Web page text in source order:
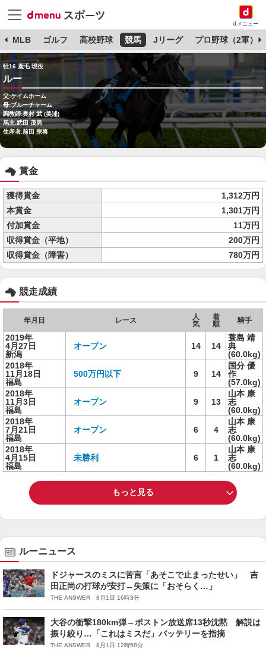
dメニュー
MLB ゴルフ 高校野球 競馬 Jリーグ プロ野球（2軍）
牡16 鹿毛 現役
ルー
父:ケイムホーム
母:ブルーチャーム
調教師:奥村 武 (美浦)
馬主:武田 茂男
生産者:前田 宗将
賞金
獲得賞金
1,312万円
本賞金
1,301万円
付加賞金
11万円
収得賞金（平地）
200万円
収得賞金（障害）
780万円
競走成績
年月日 レース
人
気
着
順
騎手
2019年
4月27日
新潟
オープン 14 14
蓑島 靖
典
(60.0kg)
2018年
11月18日
福島
500万円以下 9 14
国分 優
作
(57.0kg)
2018年
11月3日
福島
オープン 9 13
山本 康
志
(60.0kg)
2018年
7月21日
福島
オープン 6 4
山本 康
志
(60.0kg)
2018年
4月15日
福島
未勝利 6 1
山本 康
志
(60.0kg)
もっと見る
ルーニュース
ドジャースのミスに苦言「あそこで止まったせい」 吉
田正尚の打球が安打→失策に「おそらく…」
THE ANSWER 8月1日 16時3分
大谷の衝撃180km弾→ボストン放送席13秒沈黙 解説は
振り絞り…「これはミスだ」バッテリーを指摘
THE ANSWER 8月1日 12時58分